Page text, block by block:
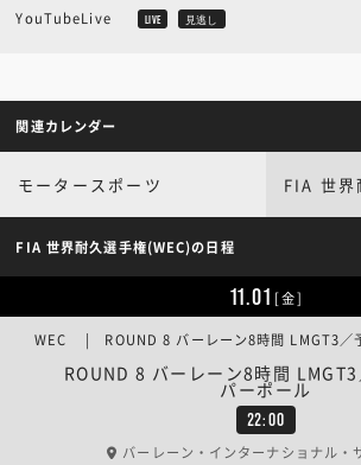
YouTubeLive LIVE 見逃し
関連カレンダー
モータースポーツ FIA 世界
FIA 世界耐久選手権(WEC)の日程
11.01 [金]
22:00
ROUND 8 バーレーン8時間
パーポール
WEC | ROUND 8 バーレーン8時間 LMGT3／
バーレーン・インターナショナル・